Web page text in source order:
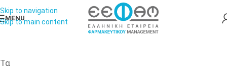
Skip to navigation
Skip to main content
MENU
Τα